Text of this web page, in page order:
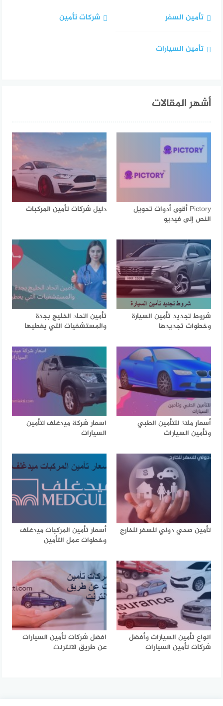
تأمين السفر
تأمين السيارات
شركات تأمين
أشهر المقالات
Pictory أقوى أدوات تحويل
النص إلى فيديو
دليل شركات تأمين المركبات
شروط تجديد تأمين السيارة
وخطوات تجديدها
تأمين اتحاد الخليج بجدة
والمستشفيات التي يغطيها
أسعار ملاذ للتأمين الطبي
وتأمين السيارات
اسعار شركة ميدغلف لتأمين
السيارات
تأمين صحي دولي للسفر للخارج
أسعار تأمين المركبات ميدغلف
وخطوات عمل التأمين
انواع تأمين السيارات وأفضل
شركات تأمين السيارات
افضل شركات تأمين السيارات
عن طريق الانترنت